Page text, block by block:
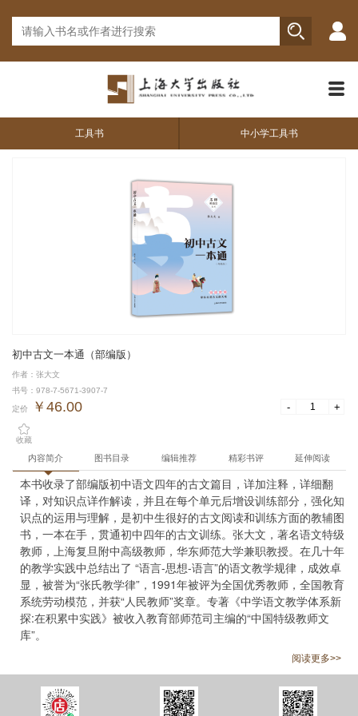
工具书 中小学工具书
初中古文一本通（部编版）
作者：张大文
书号：978-7-5671-3907-7
定价 ￥46.00 - +
收藏
内容简介 图书目录 编辑推荐 精彩书评 延伸阅读
本书收录了部编版初中语文四年的古文篇目，详加注释，详细翻
译，对知识点详作解读，并且在每个单元后增设训练部分，强化知
识点的运用与理解，是初中生很好的古文阅读和训练方面的教辅图
书，一本在手，贯通初中四年的古文训练。张大文，著名语文特级
教师，上海复旦附中高级教师，华东师范大学兼职教授。在几十年
的教学实践中总结出了 “语言-思想-语言”的语文教学规律，成效卓
显，被誉为“张氏教学律”，1991年被评为全国优秀教师，全国教育
系统劳动模范，并获“人民教师”奖章。专著《中学语文教学体系新
探:在积累中实践》被收入教育部师范司主编的“中国特级教师文
库”。
阅读更多>>